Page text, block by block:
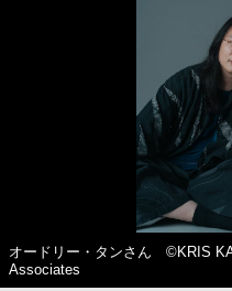
オードリー・タンさん ©KRIS
Associates